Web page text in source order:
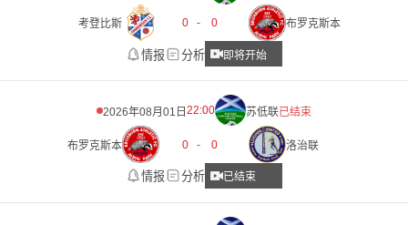
考登比斯 0 - 0 布罗克斯本
情报 分析 即将开始
2026年08月01日 22:00 苏低联已结束
布罗克斯本 0 - 0 洛治联
情报 分析 已结束